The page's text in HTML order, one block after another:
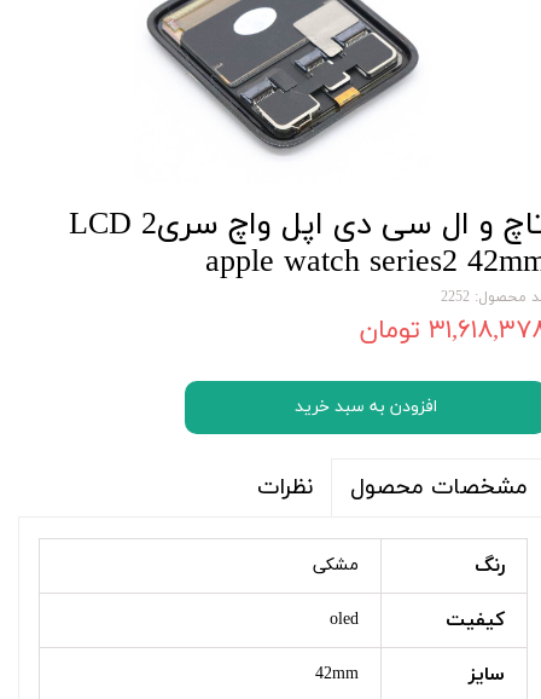
تاچ و ال سی دی اپل واچ سری2 LCD
apple watch series2
محصول: 2252
تومان
افزودن به سبد خرید
مشخصات محصول نظرات
رنگ مشکی
کیفیت oled
سایز 42mm